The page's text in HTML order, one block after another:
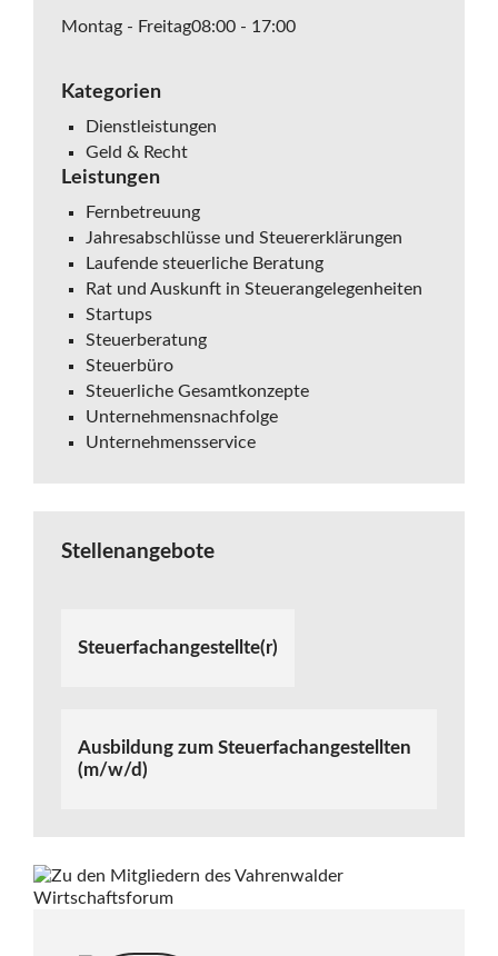
Montag - Freitag08:00 - 17:00
Kategorien
Dienstleistungen
Geld & Recht
Leistungen
Fernbetreuung
Jahresabschlüsse und Steuererklärungen
Laufende steuerliche Beratung
Rat und Auskunft in Steuerangelegenheiten
Startups
Steuerberatung
Steuerbüro
Steuerliche Gesamtkonzepte
Unternehmensnachfolge
Unternehmensservice
Stellenangebote
Steuerfachangestellte(r)
Ausbildung zum Steuerfachangestellten
(m/w/d)